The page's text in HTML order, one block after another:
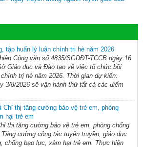
tập huấn lý luận chính trị hè năm 2026
Công văn số 4835/SGDĐT-TCCB ngày 16
Giáo dục và Đào tạo về việc tổ chức bồi
trị hè năm 2026. Thời gian dự kiến:
3/8/2026 sẽ vận hành thử tất cả các điểm
Chỉ thị tăng cường bảo vệ trẻ em, phòng
hại trẻ em
thị tăng cường bảo vệ trẻ em, phòng chống
cường công tác tuyên truyền, giáo dục
chống bạo lực, xâm hại trẻ em. Thực hiện